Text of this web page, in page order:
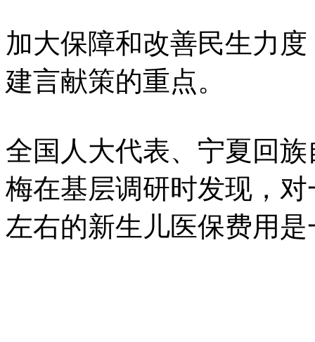
加大保障和改善民生力
建言献策的重点。
全国人大代表、宁夏回
梅在基层调研时发现，
左右的新生儿医保费用